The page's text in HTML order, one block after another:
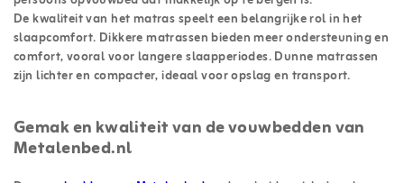
De kwaliteit van het matras speelt een belangrijke rol in het
slaapcomfort. Dikkere matrassen bieden meer ondersteuning en
comfort, vooral voor langere slaapperiodes. Dunne matrassen
zijn lichter en compacter, ideaal voor opslag en transport.
Gemak en kwaliteit van de vouwbedden van
Metalenbed.nl